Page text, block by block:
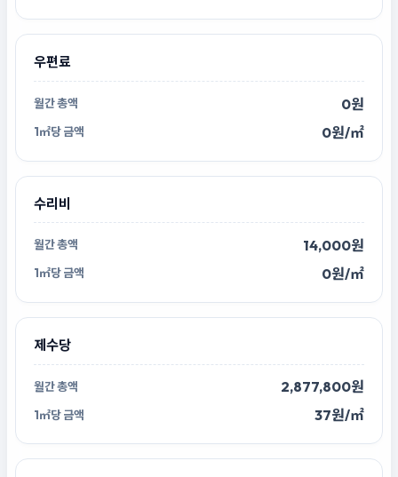
우편료
0원
0원/㎡
수리비
14,000원
0원/㎡
제수당
2,877,800원
37원/㎡